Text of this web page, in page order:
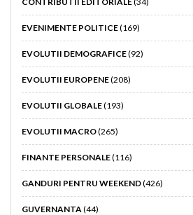
EVENIMENTE POLITICE(169)
EVOLUTII DEMOGRAFICE(92)
EVOLUTII EUROPENE(208)
EVOLUTII GLOBALE(193)
EVOLUTII MACRO(265)
FINANTE PERSONALE(116)
GANDURI PENTRU WEEKEND(426)
GUVERNANTA (44)